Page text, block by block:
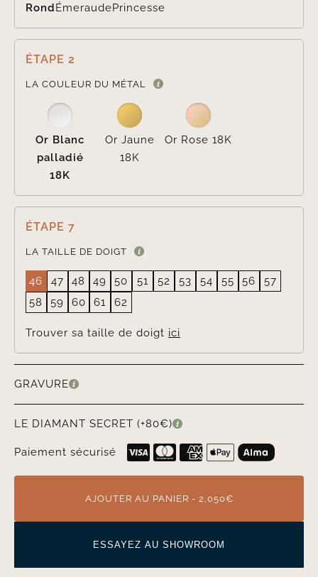
Rond ÉmeraudePrincesse
ÉTAPE 2
LA COULEUR DU MÉTAL
Or Blanc
palladié
18K
Or Jaune
18K
Or Rose 18K
ÉTAPE 7
LA TAILLE DE DOIGT
46 47 48 49 50 51 52 53 54 55 56
57
58
59 60 61 62
Trouver sa taille de doigt ici
GRAVURE
LE DIAMANT SECRET (+80€)
Paiement sécurisé
AJOUTER AU PANIER - 2,050€
ESSAYEZ AU SHOWROOM